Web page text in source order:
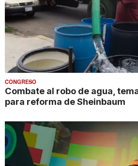
CONGRESO
Combate al robo de agua,
para reforma de Sheinbaum